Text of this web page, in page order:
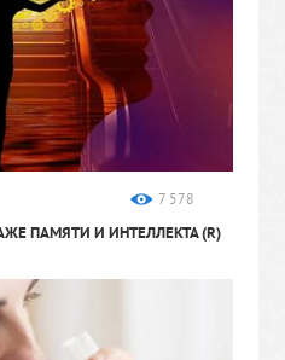
7 578
ПАМЯТИ И ИНТЕЛЛЕКТА(R)